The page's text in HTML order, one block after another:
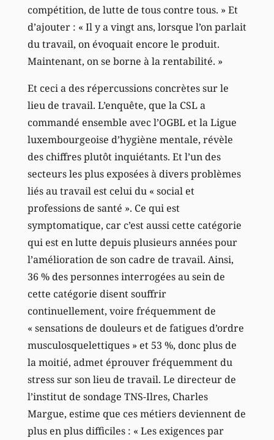
compétition, de lutte de tous contre tous. » Et
d’ajouter : « Il y a vingt ans, lorsque l’on parlait
du travail, on évoquait encore le produit.
Maintenant, on se borne à la rentabilité. »
Et ceci a des répercussions concrètes sur le
lieu de travail. L’enquête, que la CSL a
commandé ensemble avec l’OGBL et la Ligue
luxembourgeoise d’hygiène mentale, révèle
des chiffres plutôt inquiétants. Et l’un des
secteurs les plus exposées à divers problèmes
liés au travail est celui du « social et
professions de santé ». Ce qui est
symptomatique, car c’est aussi cette catégorie
qui est en lutte depuis plusieurs années pour
l’amélioration de son cadre de travail. Ainsi,
36 % des personnes interrogées au sein de
cette catégorie disent souffrir
continuellement, voire fréquemment de
« sensations de douleurs et de fatigues d’ordre
musculosquelettiques » et 53 %, donc plus de
la moitié, admet éprouver fréquemment du
stress sur son lieu de travail. Le directeur de
l’institut de sondage TNS-Ilres, Charles
Margue, estime que ces métiers deviennent de
plus en plus difficiles : « Les exigences par